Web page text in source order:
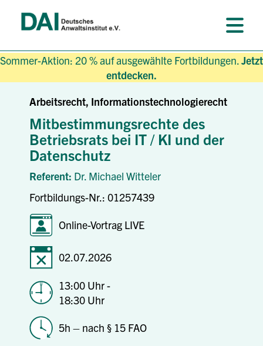
Sommer-Aktion: 20 % auf ausgewählte Fortbildungen.Jetzt
entdecken.
Arbeitsrecht, Informationstechnologierecht
Mitbestimmungsrechte des
Betriebsrats bei IT / KI und der
Datenschutz
Referent: Dr. Michael Witteler
Fortbildungs-Nr.: 01257439
Online-Vortrag LIVE
02.07.2026
13:00 Uhr -
18:30 Uhr
5h – nach § 15 FAO